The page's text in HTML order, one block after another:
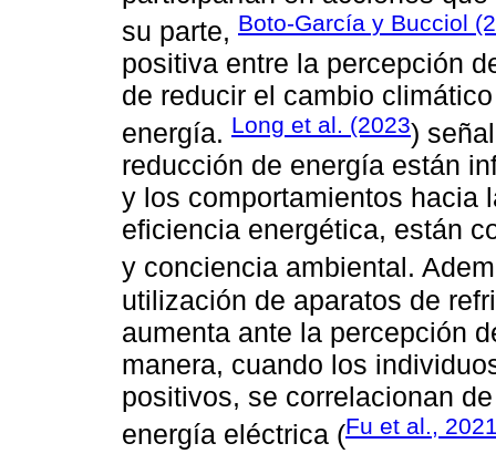
su parte, Boto-García y Bucciol
positiva entre la percepción
de reducir el cambio
energía. Long et al. (2023)
reducción de energía están
y los comportamientos hacia
eficiencia energética, están
y conciencia ambiental.
utilización de aparatos de
aumenta ante la percepción
manera, cuando los
positivos, se correlacionan
energía eléctrica (Fu et al.,